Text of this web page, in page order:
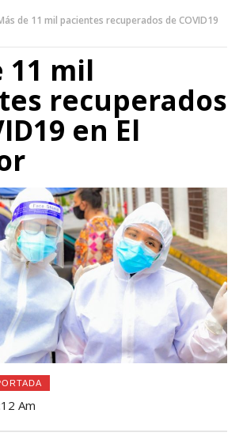
de 11 mil pacientes recuperados de COVID19
11 mil
recuperados
en El
Am